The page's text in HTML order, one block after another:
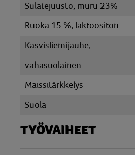
Sulatejuusto, muru 23%
Ruoka 15 %, laktoositon
Kasvisliemijauhe,
vähäsuolainen
Maissitärkkelys
Suola
TYÖVAIHEET